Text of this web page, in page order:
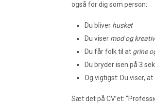
også for dig som person:
Du bliver husket
Du viser mod og
Du får folk til at grine
Du bryder isen på 3
Og vigtigst: Du viser,
Sæt det på CV’et: